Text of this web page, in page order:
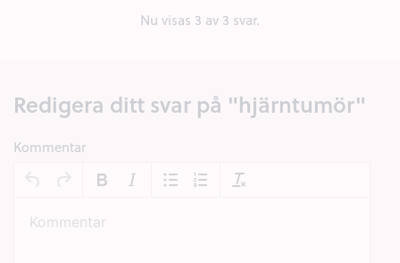
Nu visas 3 av 3 svar.
Redigera ditt svar på "hjärntumör"
Kommentar